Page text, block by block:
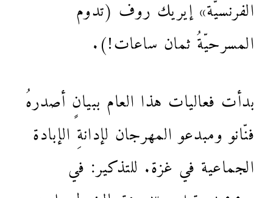
المسرحيّةُ ثمان ساعات!).
بدأت فعاليات هذا العام ببيانٍ أصدرهُ
فنّانو ومبدعو المهرجان لإدانةِ الإبادة
الجماعية في غزة. للتذكير: في